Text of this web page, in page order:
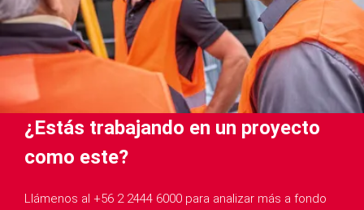
¿Estás trabajando en un proyecto
como este?
Llámenos al +56 2 2444 6000 para analizar más a fondo